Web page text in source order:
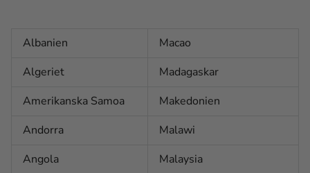
Albanien
Macao
Algeriet
Madagaskar
Amerikanska Samoa
Makedonien
Andorra
Malawi
Angola
Malaysia